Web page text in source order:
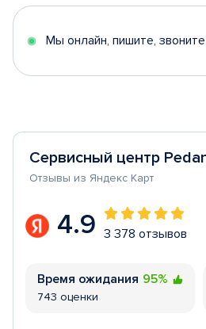
5
Мы онлайн, пишите, звоните
Сервисный центр
Отзывы из Яндекс Карт
4.9 3 378 отзывов
Время ожидания 95%
743 оценки